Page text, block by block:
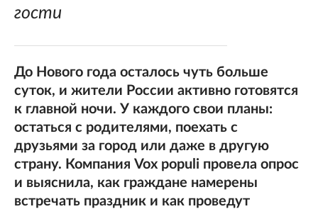
гости
До Нового года осталось чуть больше
суток, и жители России активно готовятся
к главной ночи. У каждого свои планы:
остаться с родителями, поехать с
друзьями за город или даже в другую
страну. Компания Vox populi провела опрос
и выяснила, как граждане намерены
встречать праздник и как проведут